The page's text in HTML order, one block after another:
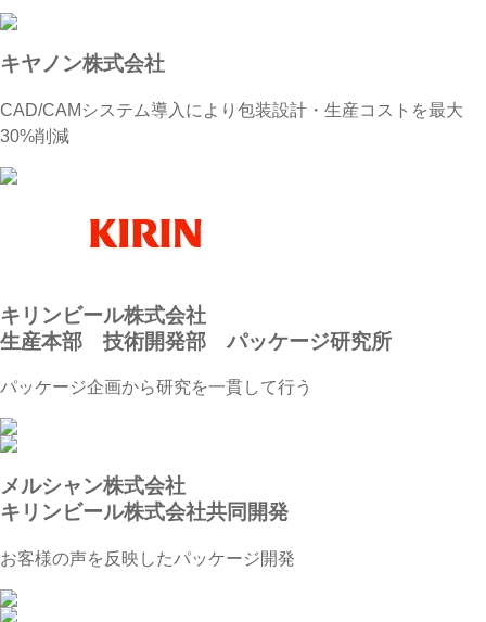
キヤノン株式会社
CAD/CAMシステム導入により包装設計・生産コストを最大
30%削減
キリンビール株式会社
生産本部 技術開発部 パッケージ研究所
パッケージ企画から研究を一貫して行う
メルシャン株式会社
キリンビール株式会社共同開発
お客様の声を反映したパッケージ開発